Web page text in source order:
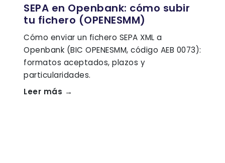
SEPA en Openbank: cómo subir
tu fichero (OPENESMM)
Cómo enviar un fichero SEPA XML a
Openbank (BIC OPENESMM, código AEB 0073):
formatos aceptados, plazos y
particularidades.
Leer más →